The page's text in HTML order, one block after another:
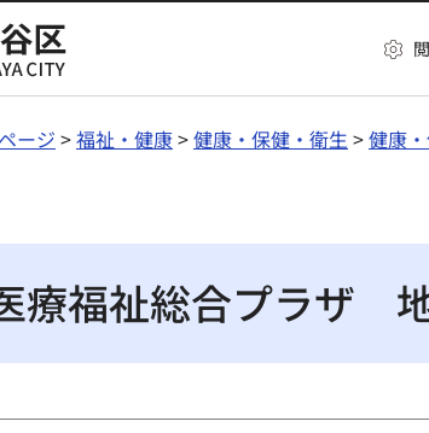
ージ >福祉・健康>健康・保健・衛生 >健康
療福祉総合プラザ